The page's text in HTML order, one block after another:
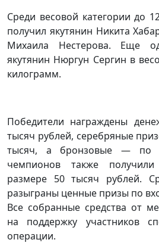
Среди весовой категории до
получил якутянин Никита
Михаила Нестерова. Еще
якутянин Нюргун Сергин в
килограмм.
Победители награждены
тысяч рублей, серебряные
тысяч, а бронзовые — по
чемпионов также
размере 50 тысяч рублей.
разыграны ценные призы по
Все собранные средства от
на поддержку участников
операции.